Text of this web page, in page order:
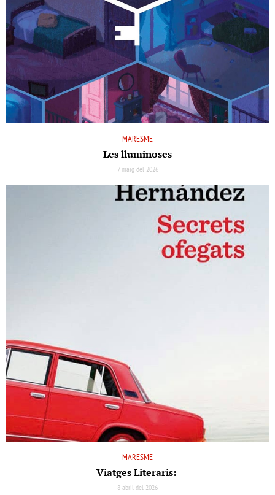
MARESME
Les lluminoses
7 maig del 2026
MARESME
Viatges Literaris:
8 abril del 2026